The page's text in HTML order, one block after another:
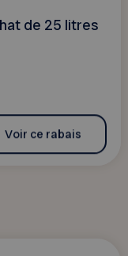
de 25 litres
Voir ce rabais